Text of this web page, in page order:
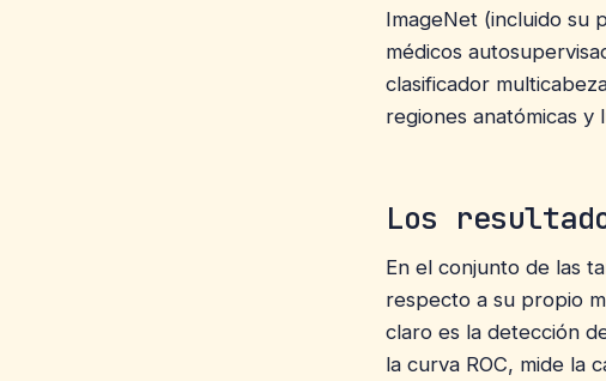
ImageNet (incluido su
médicos
clasificador
regiones anatómicas
Los
En el conjunto de las
respecto a su propio
claro es la detección
la curva ROC, mide la